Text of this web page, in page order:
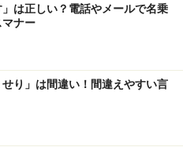
しなかった、予想外、思い
、思い違い、思い掛けな
るならば
きちんと、ちゃんと、事
」は正しい？電話やメールで名乗
マナー
せり」は間違い！間違えやすい言